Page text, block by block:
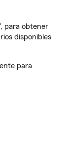
para obtener
disponibles
para